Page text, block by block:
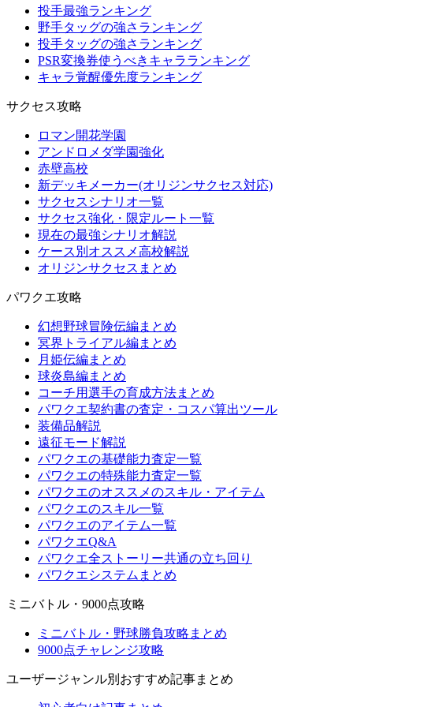
投手最強ランキング
野手タッグの強さランキング
投手タッグの強さランキング
PSR変換券使うべきキャラランキング
キャラ覚醒優先度ランキング
サクセス攻略
ロマン開花学園
アンドロメダ学園強化
赤壁高校
新デッキメーカー(オリジンサクセス対応)
サクセスシナリオ一覧
サクセス強化・限定ルート一覧
現在の最強シナリオ解説
ケース別オススメ高校解説
オリジンサクセスまとめ
パワクエ攻略
幻想野球冒険伝編まとめ
冥界トライアル編まとめ
月姫伝編まとめ
球炎島編まとめ
コーチ用選手の育成方法まとめ
パワクエ契約書の査定・コスパ算出ツール
装備品解説
遠征モード解説
パワクエの基礎能力査定一覧
パワクエの特殊能力査定一覧
パワクエのオススメのスキル・アイテム
パワクエのスキル一覧
パワクエのアイテム一覧
パワクエQ&A
パワクエ全ストーリー共通の立ち回り
パワクエシステムまとめ
ミニバトル・9000点攻略
ミニバトル・野球勝負攻略まとめ
9000点チャレンジ攻略
ユーザージャンル別おすすめ記事まとめ